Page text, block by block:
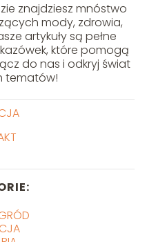
znajdziesz mnóstwo
mody, zdrowia,
artykuły są pełne
które pomogą
do nas i odkryj świat
tematów!